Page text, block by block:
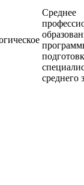
Среднее
среднего